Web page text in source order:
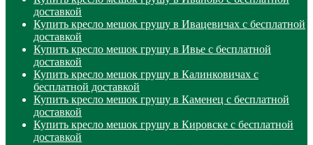
доставкой
Купить кресло мешок грушу в Ивацевичах с бесплатной
доставкой
Купить кресло мешок грушу в Ивье с бесплатной
доставкой
Купить кресло мешок грушу в Калинковичах с
бесплатной доставкой
Купить кресло мешок грушу в Каменец с бесплатной
доставкой
Купить кресло мешок грушу в Кировске с бесплатной
доставкой